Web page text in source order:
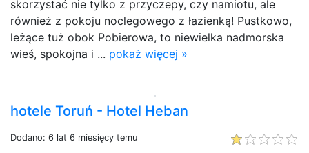
skorzystać nie tylko z przyczepy, czy namiotu, ale
również z pokoju noclegowego z łazienką! Pustkowo,
leżące tuż obok Pobierowa, to niewielka nadmorska
wieś, spokojna i ... pokaż więcej »
hotele Toruń - Hotel Heban
Dodano: 6 lat 6 miesięcy temu